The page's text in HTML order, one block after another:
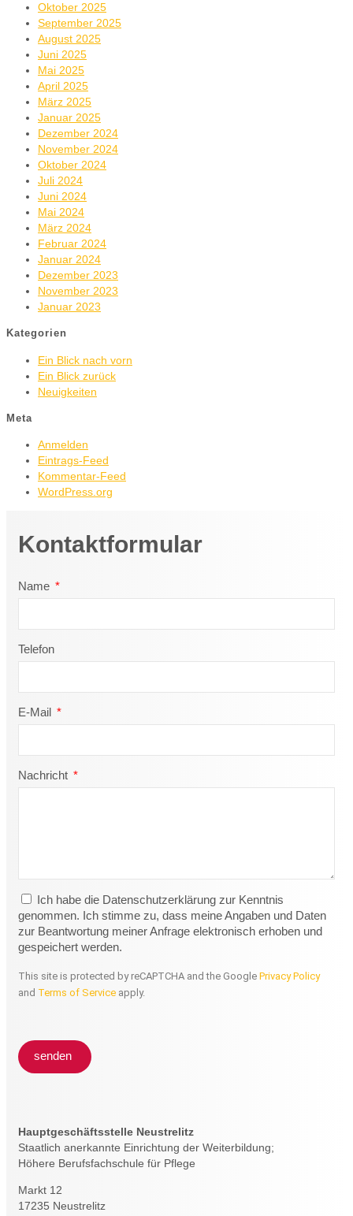
Oktober 2025
September 2025
August 2025
Juni 2025
Mai 2025
April 2025
März 2025
Januar 2025
Dezember 2024
November 2024
Oktober 2024
Juli 2024
Juni 2024
Mai 2024
März 2024
Februar 2024
Januar 2024
Dezember 2023
November 2023
Januar 2023
Kategorien
Ein Blick nach vorn
Ein Blick zurück
Neuigkeiten
Meta
Anmelden
Eintrags-Feed
Kommentar-Feed
WordPress.org
Kontaktformular
Name
Telefon
E-Mail
Nachricht
Ich habe die Datenschutzerklärung zur Kenntnis
genommen. Ich stimme zu, dass meine Angaben und Daten
zur Beantwortung meiner Anfrage elektronisch erhoben und
gespeichert werden.
This site is protected by reCAPTCHA and the Google Privacy Policy
and Terms of Service apply.
senden
Hauptgeschäftsstelle Neustrelitz
Staatlich anerkannte Einrichtung der Weiterbildung;
Höhere Berufsfachschule für Pflege
Markt 12
17235 Neustrelitz